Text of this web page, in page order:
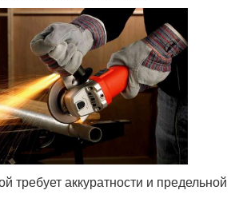
требует аккуратности и предельной